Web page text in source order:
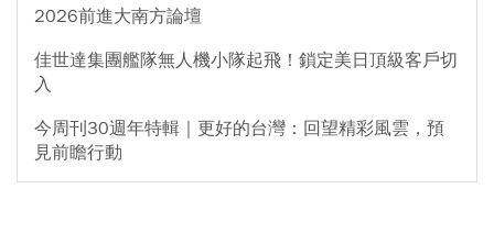
2026前進大南方論壇
佳世達集團艦隊無人機小隊起飛！鎖定美日頂級客戶切
入
今周刊30週年特輯｜更好的台灣：回望精彩風雲，預
見前瞻行動